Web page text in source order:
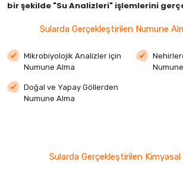
bir şekilde "Su Analizleri" işlemlerini
Sularda Gerçekleştirilen Numune
Mikrobiyolojik Analizler için
Numune Alma
Doğal ve Yapay Göllerden
Numune Alma
Sularda Gerçekleştirilen